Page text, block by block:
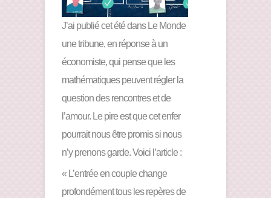
J’ai publié cet été dans Le Monde
une tribune, en réponse à un
économiste, qui pense que les
mathématiques peuvent régler la
question des rencontres et de
l’amour. Le pire est que cet enfer
pourrait nous être promis si nous
n’y prenons garde. Voici l’article :
« L’entrée en couple change
profondément tous les repères de